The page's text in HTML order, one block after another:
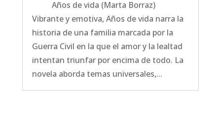
Años de vida (Marta Borraz)
Vibrante y emotiva, Años de vida narra la
historia de una familia marcada por la
Guerra Civil en la que el amor y la lealtad
intentan triunfar por encima de todo. La
novela aborda temas universales,...